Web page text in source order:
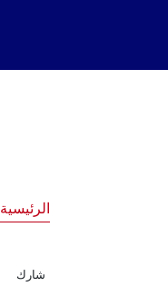
الرئيسية
شارك